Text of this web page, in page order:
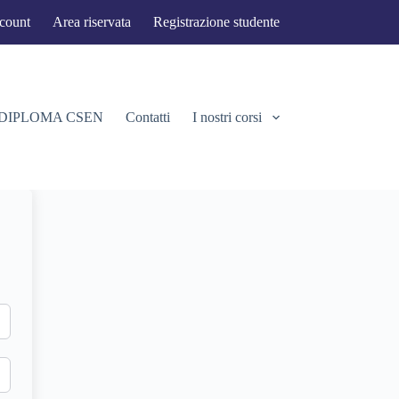
Area riservata Registrazione studente
CSEN Contatti I nostri corsi